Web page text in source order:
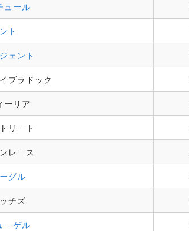
ュール
ト
ェント
ブラドック
ーリア
リート
レース
グル
チズ
ーゲル